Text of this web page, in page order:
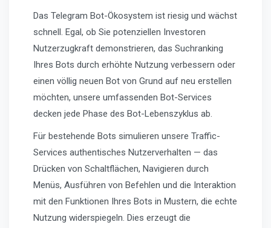
Das Telegram Bot-Ökosystem ist riesig und wächst
schnell. Egal, ob Sie potenziellen Investoren
Nutzerzugkraft demonstrieren, das Suchranking
Ihres Bots durch erhöhte Nutzung verbessern oder
einen völlig neuen Bot von Grund auf neu erstellen
möchten, unsere umfassenden Bot-Services
decken jede Phase des Bot-Lebenszyklus ab.
Für bestehende Bots simulieren unsere Traffic-
Services authentisches Nutzerverhalten — das
Drücken von Schaltflächen, Navigieren durch
Menüs, Ausführen von Befehlen und die Interaktion
mit den Funktionen Ihres Bots in Mustern, die echte
Nutzung widerspiegeln. Dies erzeugt die